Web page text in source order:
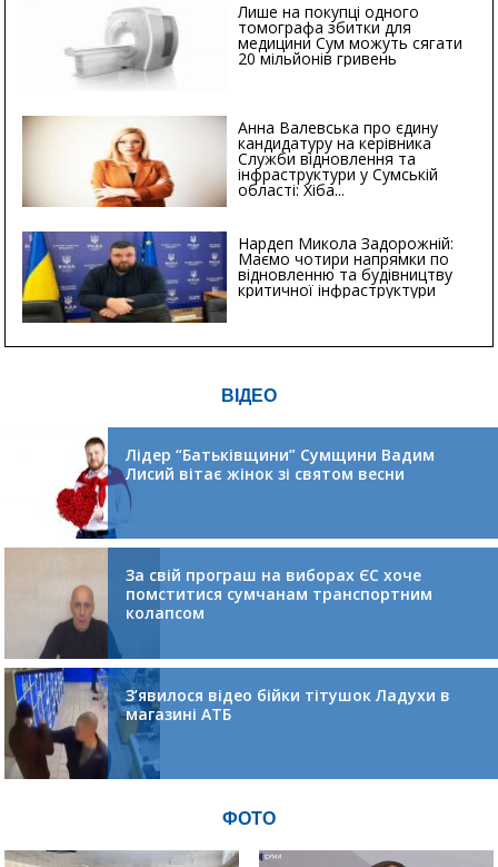
Лише на покупці одного
томографа збитки для
медицини Сум можуть сягати
20 мільйонів гривень
Анна Валевська про єдину
кандидатуру на керівника
Служби відновлення та
інфраструктури у Сумській
області: Хіба...
Нардеп Микола Задорожній:
Маємо чотири напрямки по
відновленню та будівництву
критичної інфраструктури
ВІДЕО
Лідер “Батьківщини” Сумщини Вадим
Лисий вітає жінок зі святом весни
За свій програш на виборах ЄС хоче
помститися сумчанам транспортним
колапсом
З’явилося відео бійки тітушок Ладухи в
магазині АТБ
ФОТО